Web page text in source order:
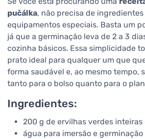
pučálka, não precisa de
equipamentos especiais. Basta um
já que a germinação leva de 2 a 3
cozinha básicos. Essa simplicidade
prato ideal para qualquer um que
forma saudável e, ao mesmo tempo,
tanto para o bolso quanto para o
Ingredientes:
200 g de ervilhas verdes inteiras
água para imersão e germinação